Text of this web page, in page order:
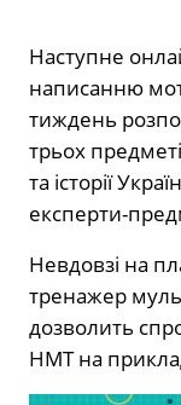
Наступне
написанню
тиждень
трьох
та історії
експерти-
Невдовзі на
тренажер
дозволить
НМТ на